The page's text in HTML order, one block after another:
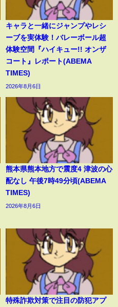
キャラと一緒にジャンプやレシ
ーブを実体験！バレーボール超
体験空間『ハイキュー!! オンザ
コート』レポート(ABEMA
TIMES)
2026年8月6日
熊本県熊本地方で震度4 津波の心
配なし 午後7時49分頃(ABEMA
TIMES)
2026年8月6日
特殊詐欺対策で注目の防犯アプ